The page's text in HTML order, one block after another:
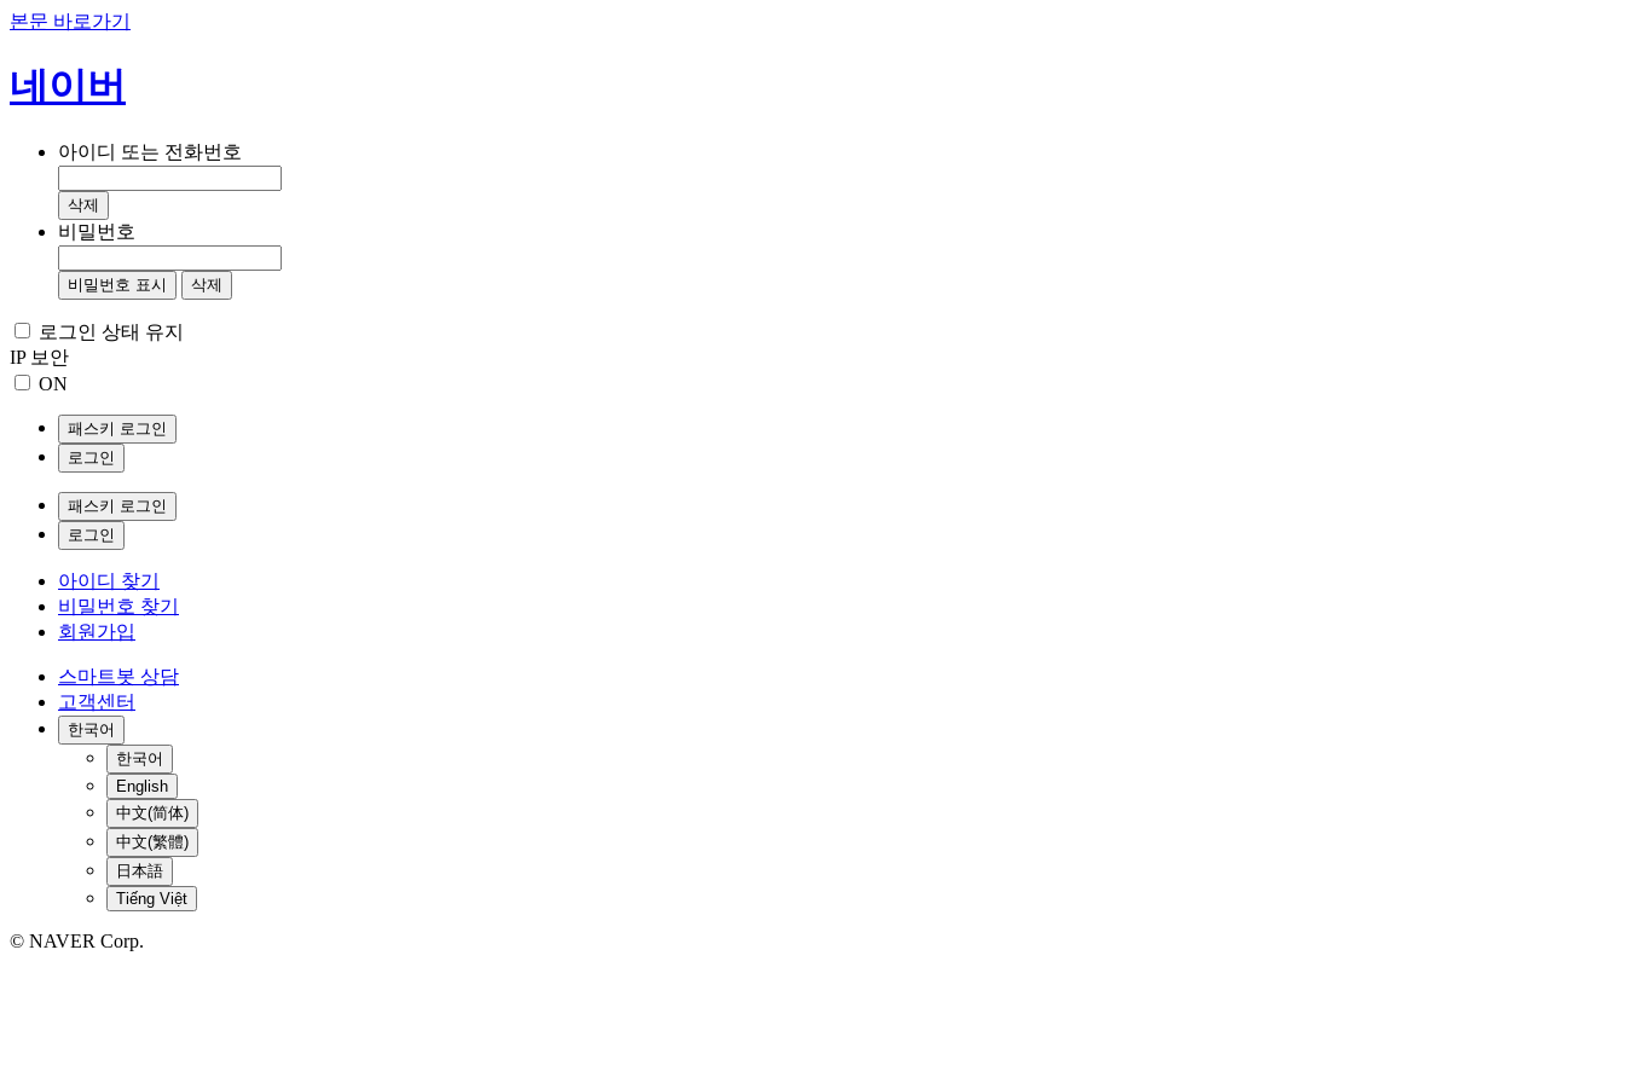
본문 바로가기
네이버
아이디 또는 전화번호
삭제
비밀번호
비밀번호 표시 삭제
로그인 상태 유지
IP 보안
ON
패스키 로그인
로그인
패스키 로그인
로그인
아이디 찾기
비밀번호 찾기
회원가입
스마트봇 상담
고객센터
한국어
한국어
English
中文(简体)
中文(繁體)
日本語
Tiếng Việt
© NAVER Corp.